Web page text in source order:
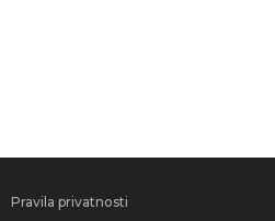
Pravila privatnosti